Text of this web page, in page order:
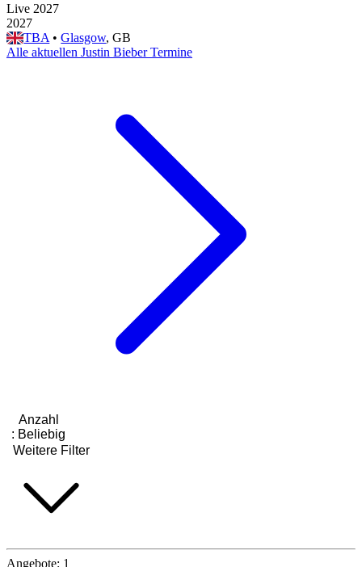
Live 2027
2027
TBA • Glasgow, GB
Alle aktuellen Justin Bieber Termine
Anzahl
: Beliebig
Weitere Filter
Angebote: 1